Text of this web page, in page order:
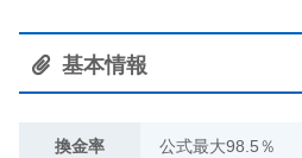
基本情報
換金率 公式最大98.5％